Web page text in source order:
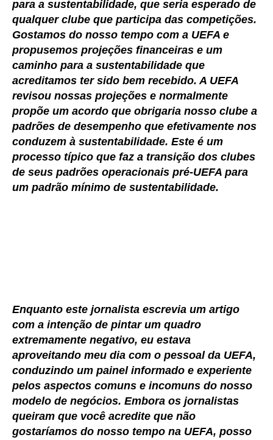
para a sustentabilidade, que seria esperado de
qualquer clube que participa das competições.
Gostamos do nosso tempo com a UEFA e
propusemos projeções financeiras e um
caminho para a sustentabilidade que
acreditamos ter sido bem recebido. A UEFA
revisou nossas projeções e normalmente
propõe um acordo que obrigaria nosso clube a
padrões de desempenho que efetivamente nos
conduzem à sustentabilidade. Este é um
processo típico que faz a transição dos clubes
de seus padrões operacionais pré-UEFA para
um padrão mínimo de sustentabilidade.
Enquanto este jornalista escrevia um artigo
com a intenção de pintar um quadro
extremamente negativo, eu estava
aproveitando meu dia com o pessoal da UEFA,
conduzindo um painel informado e experiente
pelos aspectos comuns e incomuns do nosso
modelo de negócios. Embora os jornalistas
queiram que você acredite que não
gostaríamos do nosso tempo na UEFA, posso